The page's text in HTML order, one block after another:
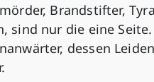
Brandstifter,
sind nur die eine
dessen